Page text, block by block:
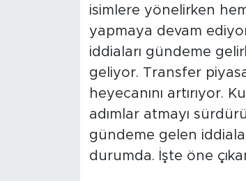
isimlere yönelirken
yapmaya devam
iddiaları gündeme
geliyor. Transfer
heyecanını artırıyor.
adımlar atmayı
gündeme gelen
durumda. İşte öne